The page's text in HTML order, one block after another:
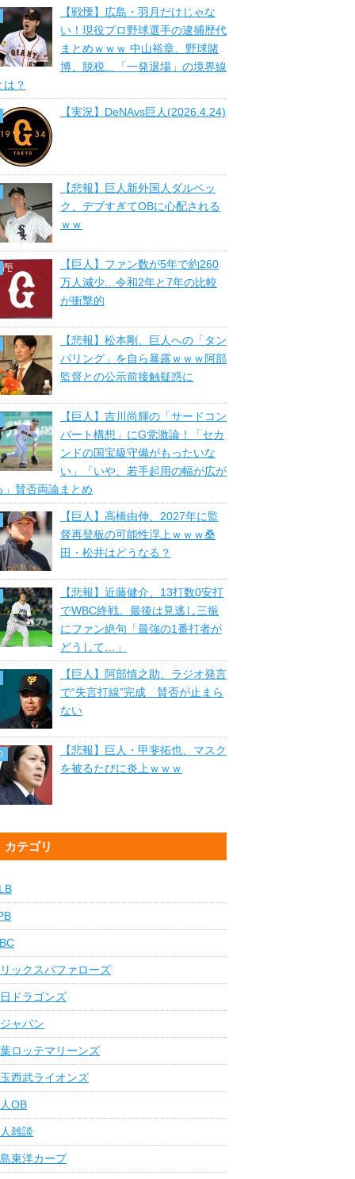
【戦慄】広島・羽月だけじゃな
い！現役プロ野球選手の逮捕歴代
まとめｗｗｗ 中山裕章、野球賭
博、脱税…「一発退場」の境界線
は？
【実況】DeNAvs巨人(2026.4.24)
【悲報】巨人新外国人ダルベッ
ク、デブすぎてOBに心配される
ｗｗ
【巨人】ファン数が5年で約260
万人減少…令和2年と7年の比較
が衝撃的
【悲報】松本剛、巨人への「タン
パリング」を自ら暴露ｗｗｗ阿部
監督との公示前接触疑惑に
【巨人】吉川尚輝の「サードコン
バート構想」にG党激論！「セカ
ンドの国宝級守備がもったいな
い」「いや、若手起用の幅が広が
」賛否両論まとめ
【巨人】高橋由伸、2027年に監
督再登板の可能性浮上ｗｗｗ桑
田・松井はどうなる？
【悲報】近藤健介、13打数0安打
でWBC終戦。最後は見逃し三振
にファン絶句「最強の1番打者が
どうして…」
【巨人】阿部慎之助、ラジオ発言
で“失言打線”完成 賛否が止まら
ない
【悲報】巨人・甲斐拓也、マスク
を被るたびに炎上ｗｗｗ
カテゴリ
ックスバファローズ
ドラゴンズ
ャパン
ロッテマリーンズ
西武ライオンズ
OB
雑談
東洋カープ